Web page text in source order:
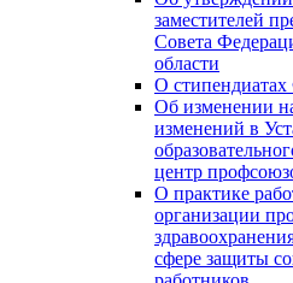
заместителей
Совета
области
О
Об изменении
изменений в
центр
О практике
организации
сфере защиты